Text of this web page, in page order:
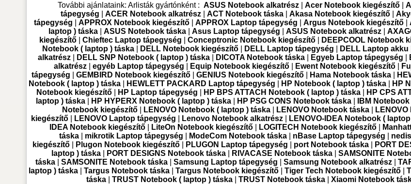
További ajánlataink: Arlisták gyártónként : ASUS Notebook alkatrész| Acer Notebook kiegészítő|
tápegység |ACER Notebook alkatrész |ACT Notebook táska |Akasa Notebook kiegészítő |
tápegység |APPROX Notebook kiegészítő |APPROX Laptop tápegység |Argus Notebook kiegészítő |
laptop ) táska |ASUS Notebook táska |Asus Laptop tápegység |ASUS Notebook alkatrész |
kiegészítő| Chieftec Laptop tápegység Conceptronic Notebook kiegészítő| DEEPCOOL Notebook
Notebook ( laptop ) táska| DELL Notebook kiegészítő| DELL Laptop tápegység DELL Laptop akku
alkatrész| DELL SNP Notebook ( laptop ) táska| DICOTA Notebook táska| Egyeb Laptop tápegység
alkatrész |egyéb Laptop tápegység Equip Notebook kiegészítő Ewent Notebook kiegészítő
tápegység |GEMBIRD Notebook kiegészítő |GENIUS Notebook kiegészítő Hama Notebook táska
Notebook ( laptop ) táska| HEWLETT PACKARD Laptop tápegység HP Notebook ( laptop ) táska| HP
Notebook kiegészítő
HP Laptop tápegység HP BPS ATTACH Notebook ( laptop ) táska
HP CPS
laptop ) táska
HP HYPERX Notebook ( laptop ) táska HP PSG CONS Notebook táska IBM
Notebook kiegészítő
LENOVO Notebook ( laptop ) táska LENOVO Notebook táska
kiegészítő| LENOVO Laptop tápegység Lenovo Notebook alkatrész| LENOVO-IDEA Notebook (
IDEA Notebook kiegészítő| LiteOn Notebook kiegészítő| LOGITECH Notebook kiegészítő|
táska| mikrotik Laptop tápegység ModeCom Notebook táska| nBase Laptop tápegység
kiegészítő| Plugon Notebook kiegészítő| PLUGON Laptop tápegység port Notebook táska|
PORT
laptop ) táska
PORT DESIGNS Notebook táska RIVACASE Notebook táska |SAMSONITE
táska| SAMSONITE Notebook táska| Samsung Laptop tápegység Samsung Notebook alkatrész|
laptop ) táska |Targus Notebook táska |Targus Notebook kiegészítő |Tiger Tech Notebook kiegészítő |
táska |TRUST Notebook ( laptop ) táska |TRUST Notebook táska |Xiaomi Notebook